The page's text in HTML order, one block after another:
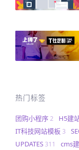
热门标签
团购小程序2 H5建
IT科技网站模板 3
UPDATES 311 cms